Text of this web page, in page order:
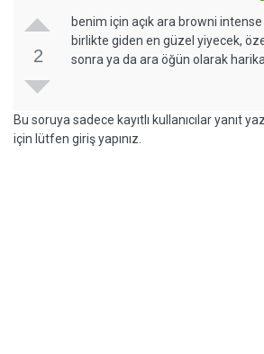
2
benim için açık ara browni
birlikte giden en güzel yiyecek,
sonra ya da ara öğün olarak
Bu soruya sadece kayıtlı kullanıcılar yanıt
için lütfen giriş yapınız.